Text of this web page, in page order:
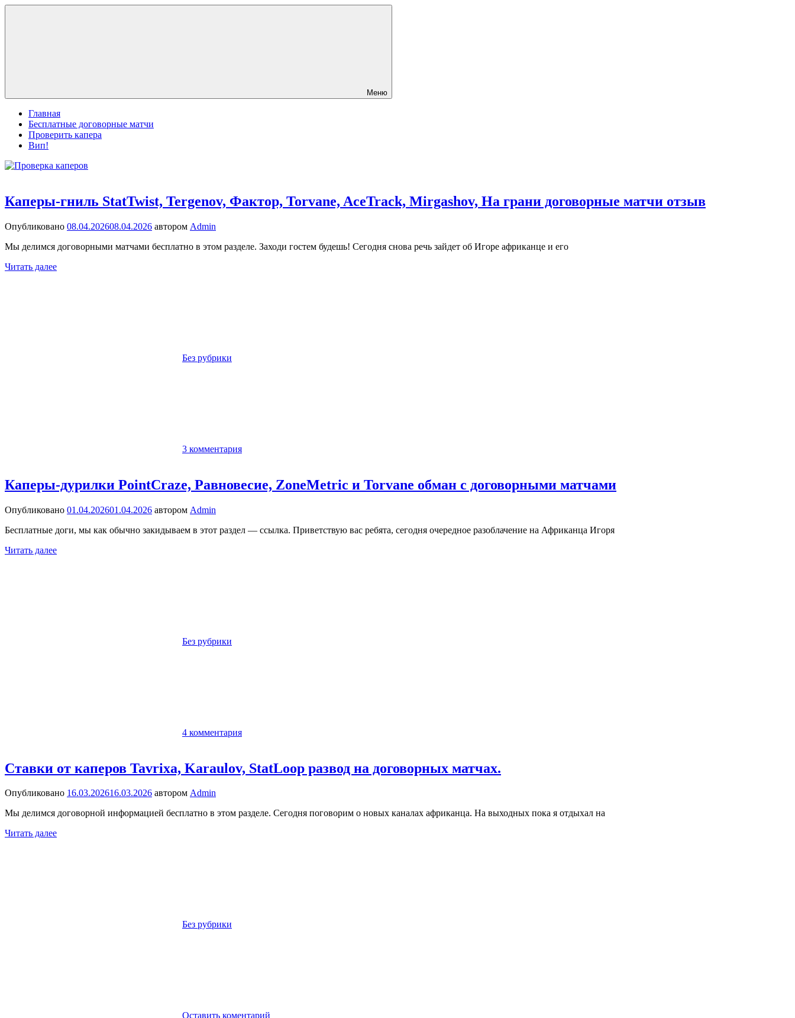
Перейти
Меню
Главная
Бесплатные договорные матчи
Проверить капера
Вип!
Каперы-гниль StatTwist, Tergenov, Фактор, Torvane, AceTrack, Mirgashov, На грани договорные матчи отзыв
Опубликовано 08.04.202608.04.2026 автором Admin
Мы делимся договорными матчами бесплатно в этом разделе. Заходи гостем будешь! Сегодня снова речь зайдет об Игоре африканце и его
Читать далее
Без рубрики
3 комментария
Каперы-дурилки PointCraze, Равновесие, ZoneMetric и Torvane обман с договорными матчами
Опубликовано 01.04.202601.04.2026 автором Admin
Бесплатные доги, мы как обычно закидываем в этот раздел — ссылка. Приветствую вас ребята, сегодня очередное разоблачение на Африканца Игоря
Читать далее
Без рубрики
4 комментария
Ставки от каперов Tavrixa, Karaulov, StatLoop развод на договорных матчах.
Опубликовано 16.03.202616.03.2026 автором Admin
Мы делимся договорной информацией бесплатно в этом разделе. Сегодня поговорим о новых каналах африканца. На выходных пока я отдыхал на
Читать далее
Без рубрики
Оставить коментарий